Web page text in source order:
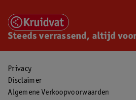
Steeds verrassend, altijd
Privacy
Disclaimer
Algemene Verkoopvoorwaarden